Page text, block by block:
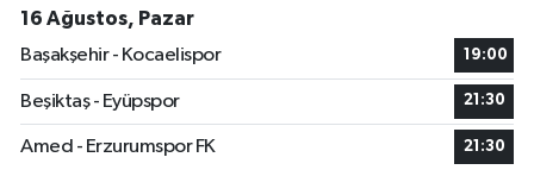
16 Ağustos, Pazar
Başakşehir - Kocaelispor
19:00
Beşiktaş - Eyüpspor 21:30
Amed - Erzurumspor FK 21:30